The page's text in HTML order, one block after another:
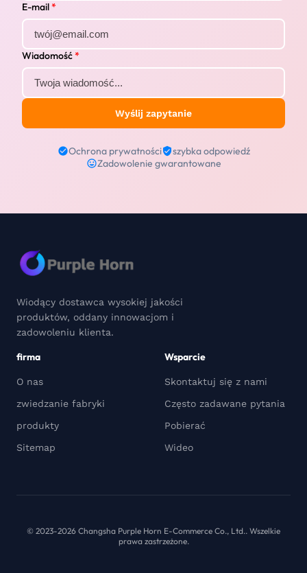
E-mail*
Wiadomość*
Wyślij zapytanie
Ochrona prywatności
szybka odpowiedź
Zadowolenie gwarantowane
Wiodący dostawca wysokiej jakości
produktów, oddany innowacjom i
zadowoleniu klienta.
firma
O nas
zwiedzanie fabryki
produkty
Sitemap
Wsparcie
Skontaktuj się z nami
Często zadawane pytania
Pobierać
Wideo
© 2023-2026 Changsha Purple Horn E-Commerce Co., Ltd.. Wszelkie
prawa zastrzeżone.